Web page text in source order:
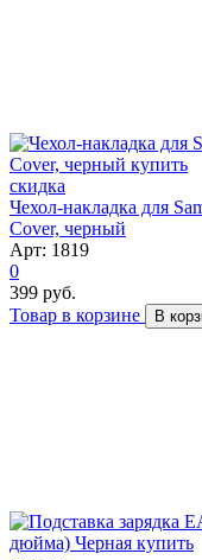
скидка
Чехол-накладка для
Cover, черный
Арт: 1819
0
399 руб.
Товар в корзине
В